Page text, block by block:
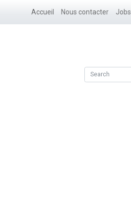
Accueil Nous contacter Jobs